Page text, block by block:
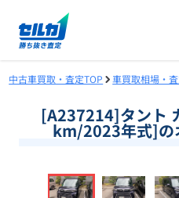
中古車買取・査定TOP 車買取相場・
[A237214]タント
km/2023年式]の